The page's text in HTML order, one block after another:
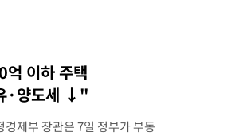
이하 주택
·양도세 ↓"
제부 장관은 7일 정부가 부동